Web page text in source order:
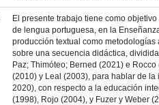
El presente trabajo tiene como
de lengua portuguesa, en la
producción textual como
sobre una secuencia didáctica,
Paz; Thimóteo; Berned (2021) e
(2010) y Leal (2003), para hablar de
2020), con respecto a la educación
(1998), Rojo (2004), y Fuzer y Weber